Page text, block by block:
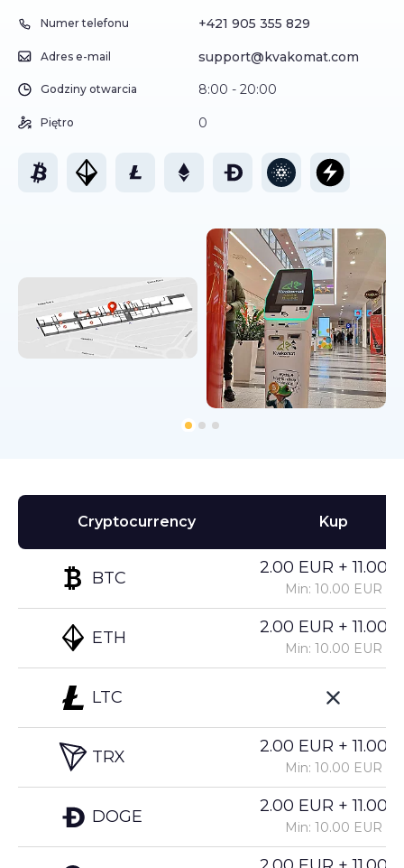
Numer telefonu +421 905 355 829
Adres e-mail support@kvakomat.com
Godziny otwarcia 8:00 - 20:00
Piętro 0
Cryptocurrency
BTC
ETH
LTC
TRX
DOGE
Kup
2.00 EUR +
Min: 10.00 EUR
2.00 EUR +
Min: 10.00 EUR
2.00 EUR +
Min: 10.00 EUR
2.00 EUR +
Min: 10.00 EUR